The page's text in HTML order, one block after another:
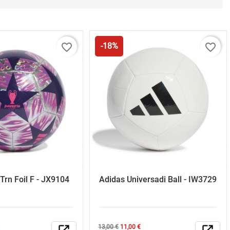
Foil F - JX9104
favorite_border -18%
Adidas Universadi Ball - IW3729
Κανονική
13,00 € Τιμή
11,00 €
favorite_border